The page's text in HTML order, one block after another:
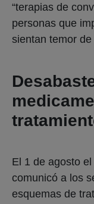
“terapias de
personas que
sientan temor
El 1 de agosto
comunicó a los
esquemas de